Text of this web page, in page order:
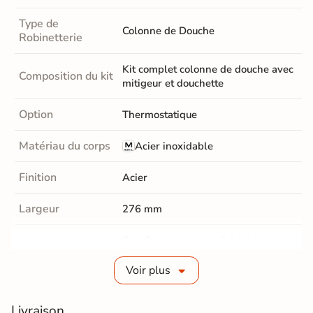
Type de
Robinetterie
Colonne de Douche
Composition du kit
Kit complet colonne de douche avec
mitigeur et douchette
Option Thermostatique
Matériau du corps Acier inoxidable
Finition Acier
Largeur 276 mm
alimentation 1,5 m et support.
Voir plus